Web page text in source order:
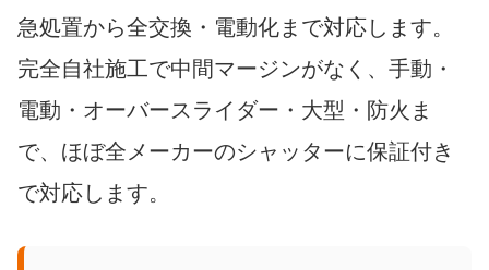
急処置から全交換・電動化まで対応します。
完全自社施工で中間マージンがなく、手動・
電動・オーバースライダー・大型・防火ま
で、ほぼ全メーカーのシャッターに保証付き
で対応します。